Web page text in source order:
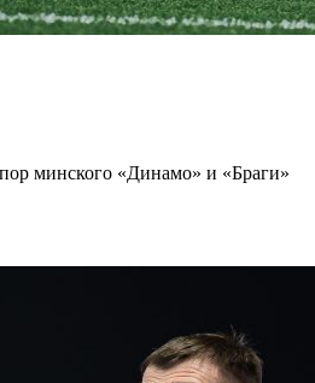
минского «Динамо» и «Браги»